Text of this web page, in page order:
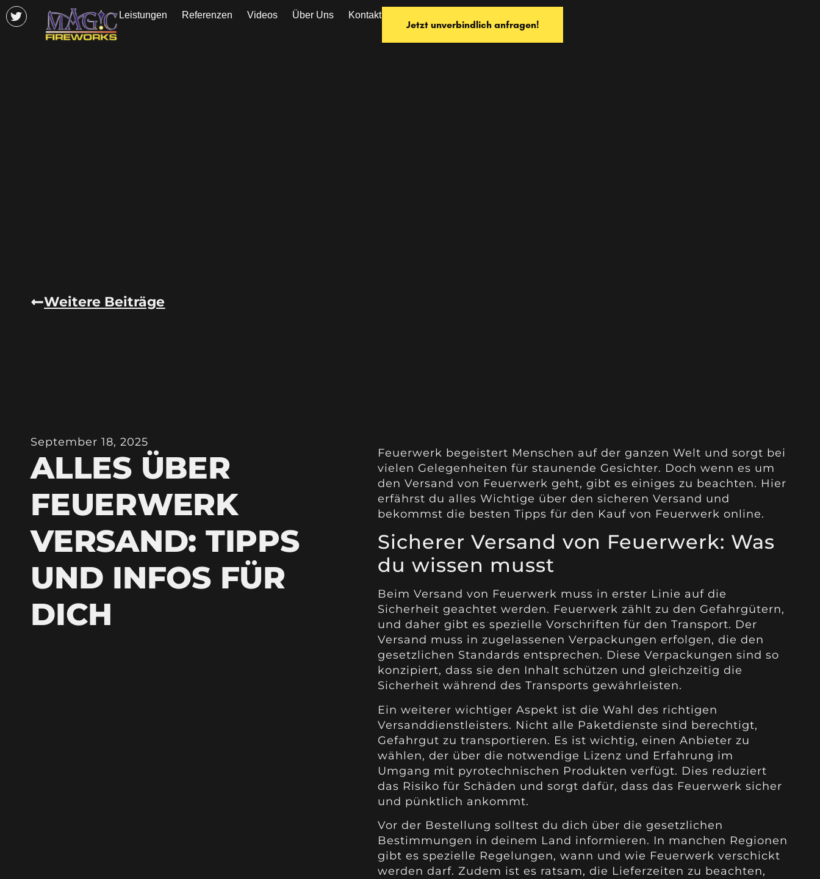
Leistungen Referenzen Videos Über Uns Kontakt
Jetzt unverbindlich anfragen!
Weitere Beiträge
September 18, 2025
ALLES ÜBER
FEUERWERK
VERSAND: TIPPS
UND INFOS FÜR
DICH
Feuerwerk begeistert Menschen auf der ganzen Welt und sorgt bei
vielen Gelegenheiten für staunende Gesichter. Doch wenn es um
den Versand von Feuerwerk geht, gibt es einiges zu beachten. Hier
erfährst du alles Wichtige über den sicheren Versand und
bekommst die besten Tipps für den Kauf von Feuerwerk online.
Sicherer Versand von Feuerwerk: Was
du wissen musst
Beim Versand von Feuerwerk muss in erster Linie auf die
Sicherheit geachtet werden. Feuerwerk zählt zu den Gefahrgütern,
und daher gibt es spezielle Vorschriften für den Transport. Der
Versand muss in zugelassenen Verpackungen erfolgen, die den
gesetzlichen Standards entsprechen. Diese Verpackungen sind so
konzipiert, dass sie den Inhalt schützen und gleichzeitig die
Sicherheit während des Transports gewährleisten.
Ein weiterer wichtiger Aspekt ist die Wahl des richtigen
Versanddienstleisters. Nicht alle Paketdienste sind berechtigt,
Gefahrgut zu transportieren. Es ist wichtig, einen Anbieter zu
wählen, der über die notwendige Lizenz und Erfahrung im
Umgang mit pyrotechnischen Produkten verfügt. Dies reduziert
das Risiko für Schäden und sorgt dafür, dass das Feuerwerk sicher
und pünktlich ankommt.
Vor der Bestellung solltest du dich über die gesetzlichen
Bestimmungen in deinem Land informieren. In manchen Regionen
gibt es spezielle Regelungen, wann und wie Feuerwerk verschickt
werden darf. Zudem ist es ratsam, die Lieferzeiten zu beachten,